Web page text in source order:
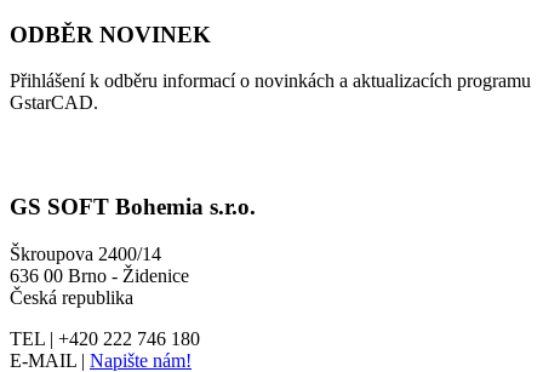
ODBĚR NOVINEK
Přihlášení k odběru informací o novinkách a aktualizacích programu
GstarCAD.
GS SOFT Bohemia s.r.o.
Škroupova 2400/14
636 00 Brno - Židenice
Česká republika
TEL | +420 222 746 180
E-MAIL | Napište nám!